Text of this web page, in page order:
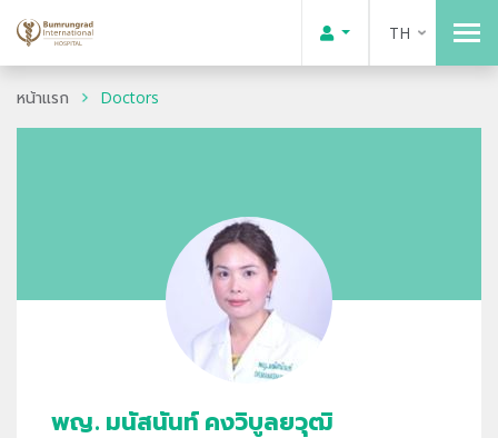
TH
หน้าแรก Doctors
พญ. มนัสนันท์ คงวิบูลยวุฒิ